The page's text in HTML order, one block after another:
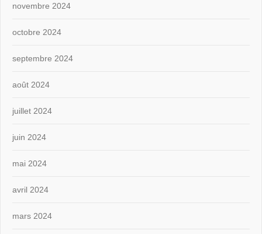
novembre 2024
octobre 2024
septembre 2024
août 2024
juillet 2024
juin 2024
mai 2024
avril 2024
mars 2024